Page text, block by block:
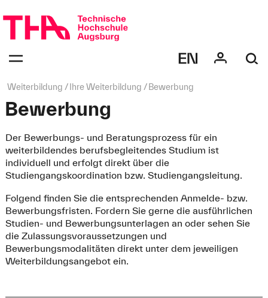
überspringen
bestätigen
des
Seitenpfad:
Weiterbildung Ihre Weiterbildung Bewerbung
Bewerbung
Der Bewerbungs- und Beratungsprozess für ein
weiterbildendes berufsbegleitendes Studium ist
individuell und erfolgt direkt über die
Studiengangskoordination bzw. Studiengangsleitung.
Folgend finden Sie die entsprechenden Anmelde- bzw.
Bewerbungsfristen. Fordern Sie gerne die ausführlichen
Studien- und Bewerbungsunterlagen an oder sehen Sie
die Zulassungsvoraussetzungen und
Bewerbungsmodalitäten direkt unter dem jeweiligen
Weiterbildungsangebot ein.